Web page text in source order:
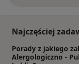
Najczęściej
Porady z jakiego
Alergologiczno -